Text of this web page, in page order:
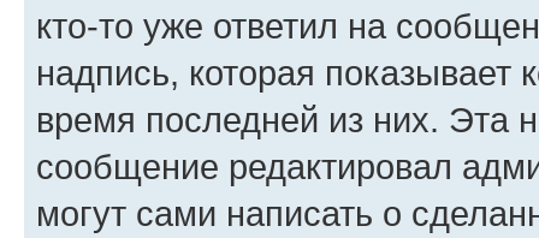
кто-то уже ответил на
надпись, которая показывает
время последней из них. Эта
сообщение редактировал
могут сами написать о